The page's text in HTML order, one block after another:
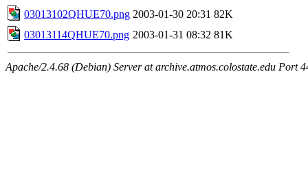
03013102QHUE70.png 2003-01-30 20:31 82K
03013114QHUE70.png 2003-01-31 08:32 81K
Apache/2.4.68 (Debian) Server at archive.atmos.colostate.edu Port